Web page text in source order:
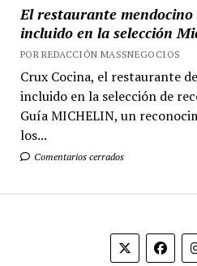
El restaurante
incluido en la selección
POR REDACCIÓN MASSNEGOCIOS
Crux Cocina, el restaurante
incluido en la selección de
Guía MICHELIN, un
los...
Comentarios cerrados